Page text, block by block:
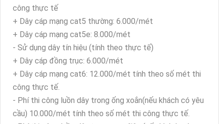
công thực tế
+ Dây cáp mạng cat5 thường: 6.000/mét
+ Dây cáp mạng cat5e: 8.000/mét
- Sử dụng dây tín hiệu (tính theo thực tế)
+ Dây cáp đồng trục: 6.000/mét
+ Dây cáp mạng cat6: 12.000/mét tính theo số mét thi
công thực tế.
- Phí thi công luồn dây trong ống xoắn(nếu khách có yêu
cầu) 10.000/mét tính theo số mét thi công thực tế.